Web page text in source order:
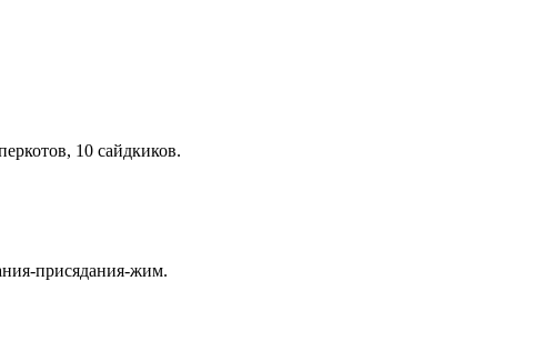
10 сайдкиков.
присядания-жим.